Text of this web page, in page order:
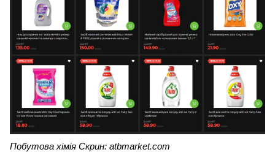
Побутова хімія Скрин: atbmarket.com